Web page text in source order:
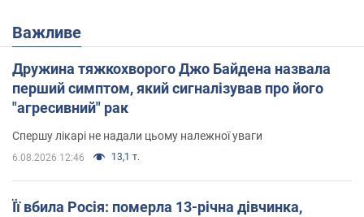
Важливе
Дружина тяжкохворого Джо Байдена назвала
перший симптом, який сигналізував про його
"агресивний" рак
Спершу лікарі не надали цьому належної уваги
6.08.2026 12:46 13,1 т.
Її вбила Росія: померла 13-річна дівчинка,